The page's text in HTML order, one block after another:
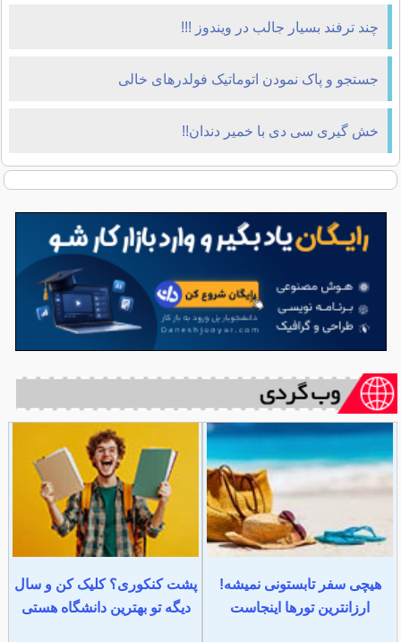
چند ترفند بسيار جالب در ويندوز !!!
جستجو و پاک نمودن اتوماتیک فولدرهای خالی
خش گیری سی دی با خمیر دندان!!
هیچی سفر تابستونی نمیشه!
ارزانترین تورها اینجاست
پشت کنکوری؟ کلیک کن و سال
دیگه تو بهترین دانشگاه هستی